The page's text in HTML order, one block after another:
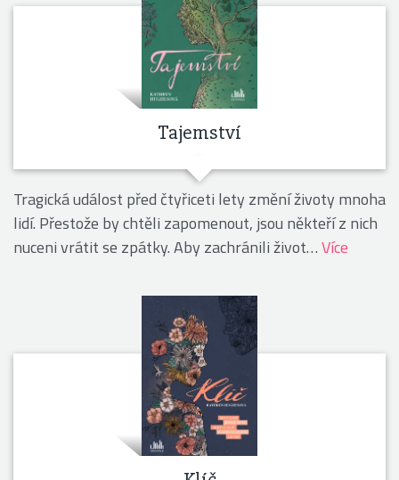
Tajemství
Tragická událost před čtyřiceti lety změní životy mnoha
lidí. Přestože by chtěli zapomenout, jsou někteří z nich
nuceni vrátit se zpátky. Aby zachránili život…Více